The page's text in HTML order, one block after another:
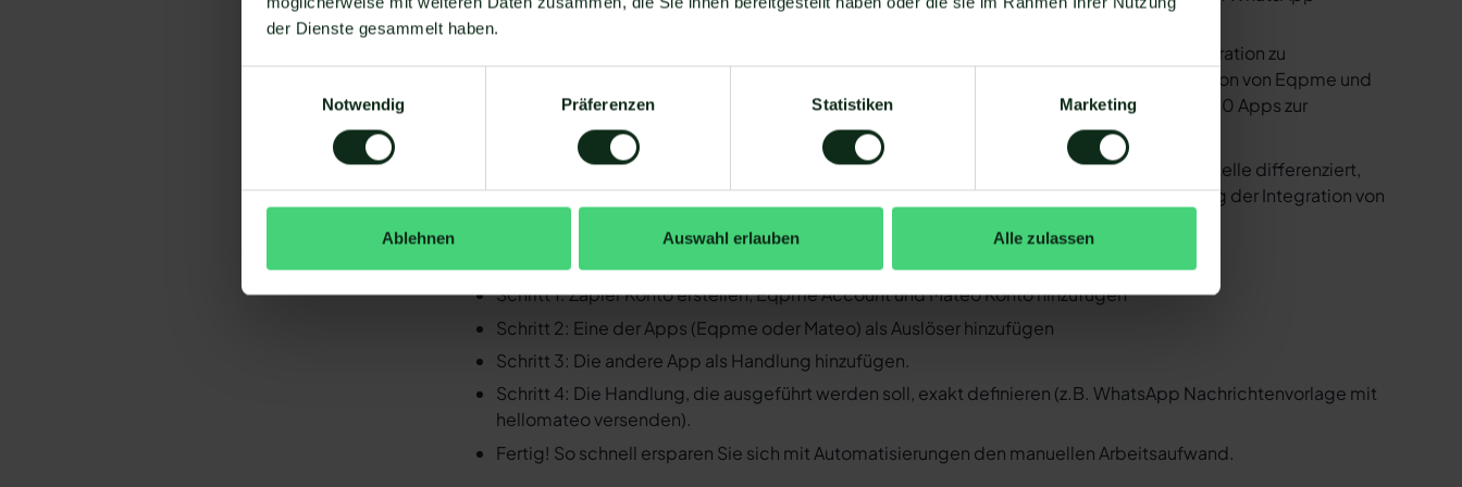
der Dienste gesammelt haben.
Notwendig
Präferenzen Statistiken Marketing
Ablehnen Auswahl erlauben Alle zulassen
Business-Messenger ist die Integration nicht möglich.
Ihr WhatsApp Business API Anbieter muss die nötige Software bereitstellen, um die Integration zu
ermöglichen. Längst nicht alle Anbieter der WhatsApp API sind in der Lage, eine Integration von Eqpme und
WhatsApp zu ermöglichen. Mit Mateo stehen Ihnen dank der Zapier Integration über 6.000 Apps zur
Verfügung, die Sie mit WhatsApp verbinden können. Darunter ist natürlich auch Eqpme !
Da der Einrichtungsprozess der Integration je nach dem Anbieter der WhatsApp API Schnittstelle differenziert,
gibt es keine allgemein gültige Anleitung. Wir zeigen Ihnen im Folgenden, wie die Einrichtung der Integration von
So funktioniert die Integration von Eqpme und WhatsApp
Schritt 1: Zapier Konto erstellen, Eqpme Account und Mateo Konto hinzufügen
Schritt 2: Eine der Apps (Eqpme oder Mateo) als Auslöser hinzufügen
Schritt 3: Die andere App als Handlung hinzufügen.
Schritt 4: Die Handlung, die ausgeführt werden soll, exakt definieren (z.B. WhatsApp Nachrichtenvorlage mit
hellomateo versenden).
Fertig! So schnell ersparen Sie sich mit Automatisierungen den manuellen Arbeitsaufwand.